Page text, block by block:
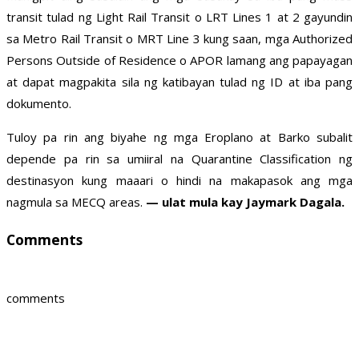
transit tulad ng Light Rail Transit o LRT Lines 1 at 2 gayundin
sa Metro Rail Transit o MRT Line 3 kung saan, mga Authorized
Persons Outside of Residence o APOR lamang ang papayagan
at dapat magpakita sila ng katibayan tulad ng ID at iba pang
dokumento.
Tuloy pa rin ang biyahe ng mga Eroplano at Barko subalit
depende pa rin sa umiiral na Quarantine Classification ng
destinasyon kung maaari o hindi na makapasok ang mga
nagmula sa MECQ areas. — ulat mula kay Jaymark Dagala.
Comments
comments